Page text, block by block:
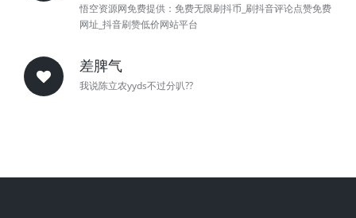
悟空资源网免费提供：免费无限刷抖币_刷抖音评论点赞免费
网址_抖音刷赞低价网站平台
差脾气
我说陈立农yyds不过分叭??